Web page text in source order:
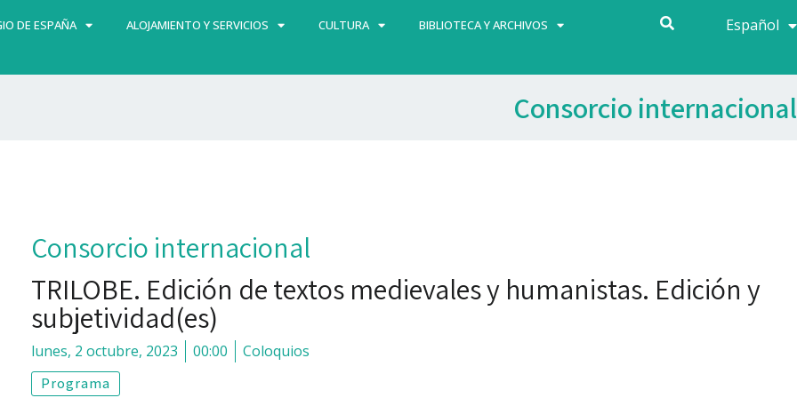
DE ESPAÑA ALOJAMIENTO Y SERVICIOS CULTURA BIBLIOTECA Y ARCHIVOS Español
Français
Consorcio internacional
Consorcio internacional
TRILOBE. Edición de textos medievales y humanistas. Edición y
subjetividad(es)
lunes, 2 octubre, 2023 00:00 Coloquios
Programa